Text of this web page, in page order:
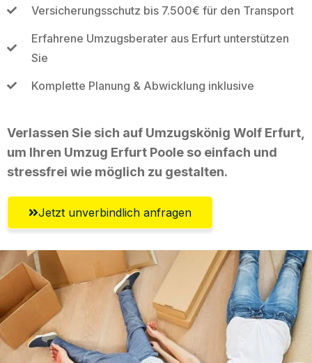
Versicherungsschutz bis 7.500€ für den Transport
Erfahrene Umzugsberater aus Erfurt unterstützen
Sie
Komplette Planung & Abwicklung inklusive
Verlassen Sie sich auf Umzugskönig Wolf Erfurt,
um Ihren Umzug Erfurt Poole so einfach und
stressfrei wie möglich zu gestalten.
Jetzt unverbindlich anfragen